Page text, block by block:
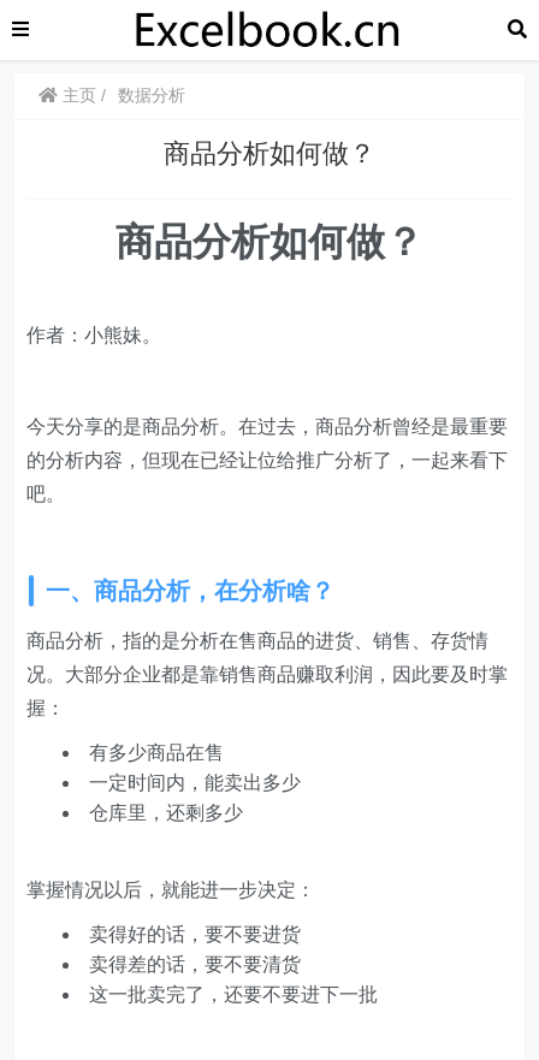
主页 数据分析
​​商品分析如何做？
​​商品分析如何做？
作者：小熊妹。
今天分享的是商品分析。在过去，商品分析曾经是最重要
的分析内容，但现在已经让位给推广分析了，一起来看下
吧。
一、商品分析，在分析啥？
商品分析，指的是分析在售商品的进货、销售、存货情
况。大部分企业都是靠销售商品赚取利润，因此要及时掌
握：
有多少商品在售
一定时间内，能卖出多少
仓库里，还剩多少
掌握情况以后，就能进一步决定：
卖得好的话，要不要进货
卖得差的话，要不要清货
这一批卖完了，还要不要进下一批